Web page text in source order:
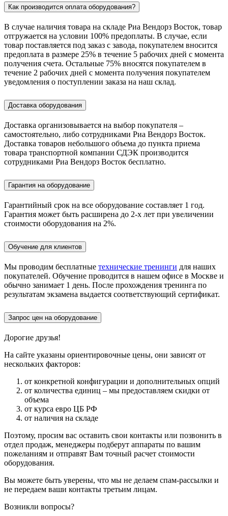
Как производится оплата оборудования?
В случае наличия товара на складе Риа Вендорз Восток, товар
отгружается на условии 100% предоплаты. В случае, если
товар поставляется под заказ c завода, покупателем вносится
предоплата в размере 25% в течение 5 рабочих дней с момента
получения счета. Остальные 75% вносятся покупателем в
течение 2 рабочих дней с момента получения покупателем
уведомления о поступлении заказа на наш склад.
Доставка оборудования
Доставка организовывается на выбор покупателя –
самостоятельно, либо сотрудниками Риа Вендорз Восток.
Доставка товаров небольшого объема до пункта приема
товара транспортной компании СДЭК производится
сотрудниками Риа Вендорз Восток бесплатно.
Гарантия на оборудование
Гарантийный срок на все оборудование составляет 1 год.
Гарантия может быть расширена до 2-х лет при увеличении
стоимости оборудования на 2%.
Обучение для клиентов
Мы проводим бесплатные технические тренинги для наших
покупателей. Обучение проводится в нашем офисе в Москве и
обычно занимает 1 день. После прохождения тренинга по
результатам экзамена выдается соответствующий сертификат.
Запрос цен на оборудование
Дорогие друзья!
На сайте указаны ориентировочные цены, они зависят от
нескольких факторов:
от конкретной конфигурации и дополнительных опций
от количества единиц – мы предоставляем скидки от
объема
от курса евро ЦБ РФ
от наличия на складе
Поэтому, просим вас оставить свои контакты или позвонить в
отдел продаж, менеджеры подберут аппараты по вашим
пожеланиям и отправят Вам точный расчет стоимости
оборудования.
Вы можете быть уверены, что мы не делаем спам-рассылки и
не передаем ваши контакты третьим лицам.
Возникли вопросы?